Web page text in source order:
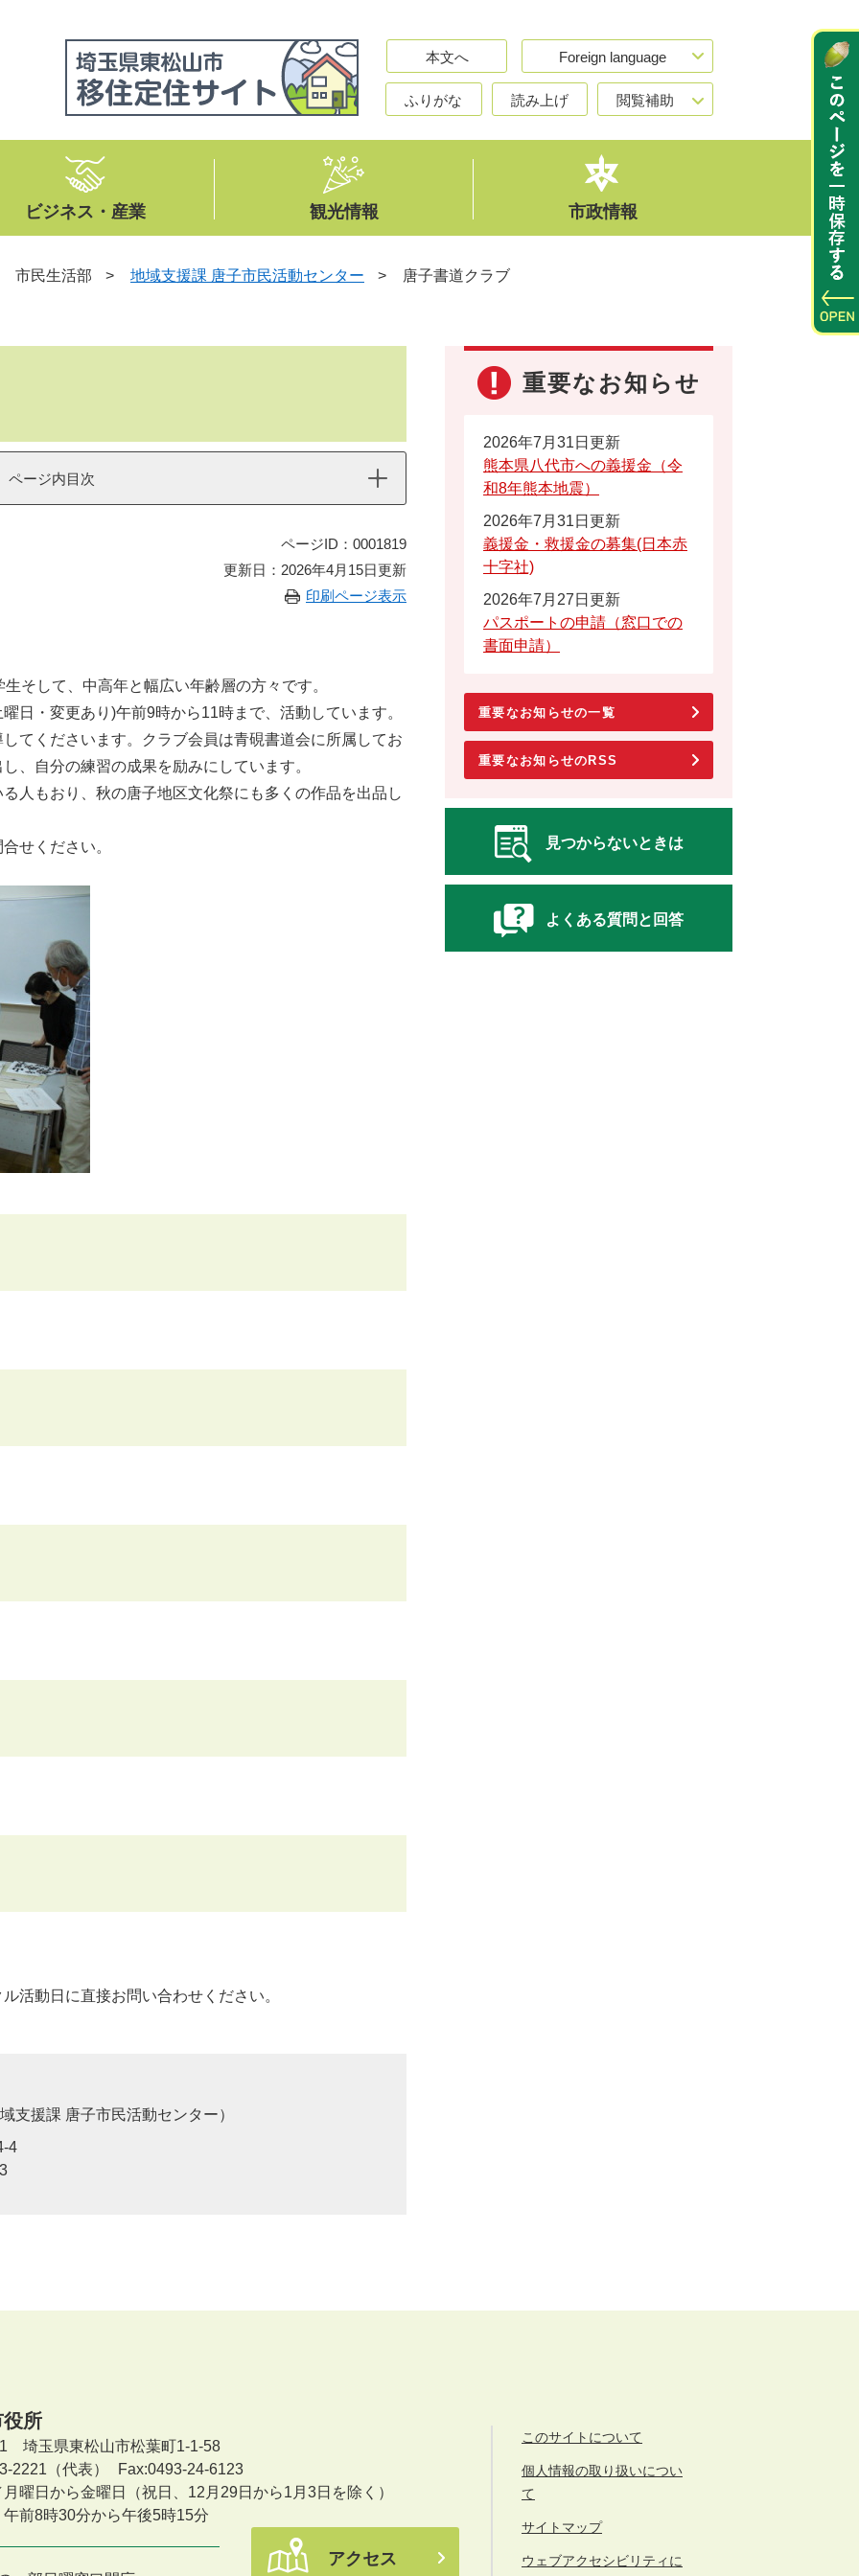
本文へ Foreign language
ふりがな 読み上げ 閲覧補助
ビジネス・産業 観光情報 市政情報
市民生活部 > 地域支援課 唐子市民活動センター > 唐子書道クラブ
ページ内目次
ページID：0001819
更新日：2026年4月15日更新
印刷ページ表示
して、中高年と幅広い年齢層の方々です。
・変更あり)午前9時から11時まで、活動しています。
てくださいます。クラブ会員は青硯書道会に所属してお
、自分の練習の成果を励みにしています。
もおり、秋の唐子地区文化祭にも多くの作品を出品し
せください。
活動日に直接お問い合わせください。
支援課 唐子市民活動センター
4
重要なお知らせ
2026年7月31日更新
熊本県八代市への義援金（令
和8年熊本地震）
2026年7月31日更新
義援金・救援金の募集(日本赤
十字社)
2026年7月27日更新
パスポートの申請（窓口での
書面申請）
重要なお知らせの一覧
重要なお知らせのRSS
見つからないときは
よくある質問と回答
所
埼玉県東松山市松葉町1-1-58
2221（代表）
Fax:0493-24-6123
曜日から金曜日
（祝日、12月29日から1月3日を除く）
午前8時30分から午後5時15分
アクセス
このサイトについて
個人情報の取り扱いについ
て
サイトマップ
ウェブアクセシビリティに